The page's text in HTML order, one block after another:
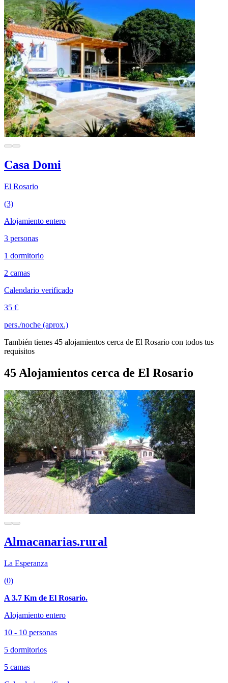
Casa Domi
El Rosario
(3)
Alojamiento entero
3 personas
1 dormitorio
2 camas
Calendario verificado
35 €
pers./noche (aprox.)
También tienes 45 alojamientos cerca de El Rosario con todos tus
requisitos
45 Alojamientos cerca de El Rosario
Almacanarias.rural
La Esperanza
(0)
A 3.7 Km de El Rosario.
Alojamiento entero
10 - 10 personas
5 dormitorios
5 camas